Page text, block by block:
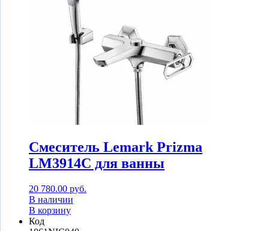
Смеситель Lemark Prizma
LM3914C для ванны
20 780.00 руб.
В наличии
В корзину
Код